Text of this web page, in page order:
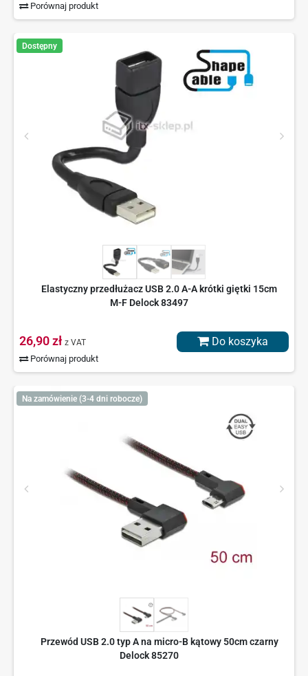
Porównaj produkt
Dostępny
Elastyczny przedłużacz USB 2.0 A-A krótki giętki 15cm
M-F Delock 83497
26,90 zł z VAT
Porównaj produkt
Do koszyka
Na zamówienie (3-4 dni robocze)
Przewód USB 2.0 typ A na micro-B kątowy 50cm czarny
Delock 85270